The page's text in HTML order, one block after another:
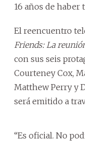
16 años de haber
El reencuentro
Friends: La
con sus seis
Courteney Cox,
Matthew Perry y
será emitido a
“Es oficial. No